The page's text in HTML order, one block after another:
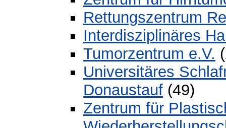
Rettungszentrum
Interdisziplinäres
Tumorzentrum e.V.
Universitäres
Donaustauf (49)
Zentrum für